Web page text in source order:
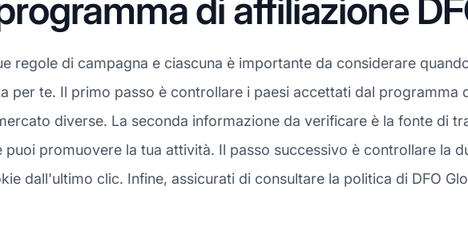
di affiliazione
regole di campagna e ciascuna è importante da considerare
per te. Il primo passo è controllare i paesi accettati dal programma
diverse. La seconda informazione da verificare è la fonte di
promuovere la tua attività. Il passo successivo è controllare la
dall'ultimo clic. Infine, assicurati di consultare la politica di DFO